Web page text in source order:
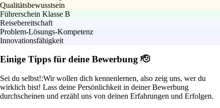
Qualitätsbewusstsein
Führerschein Klasse B
Reisebereitschaft
Problem-Lösungs-Kompetenz
Innovationsfähigkeit
Einige Tipps für deine Bewerbung 🫡
Sei du selbst!:Wir wollen dich kennenlernen, also zeig uns, wer du
wirklich bist! Lass deine Persönlichkeit in deiner Bewerbung
durchscheinen und erzähl uns von deinen Erfahrungen und Erfolgen.